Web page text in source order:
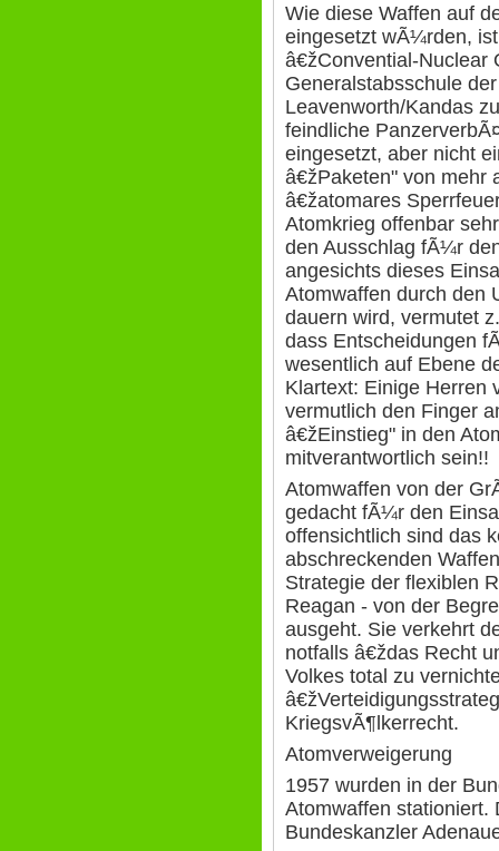
Wie diese Waffen auf
eingesetzt wÃ¼rden,
â€žConvential-Nuclear
Generalstabsschule
Leavenworth/Kandas
feindliche
eingesetzt, aber nicht
â€žPaketen" von mehr
â€žatomares
Atomkrieg offenbar
den Ausschlag fÃ¼r
angesichts dieses
Atomwaffen durch den
dauern wird, vermutet
dass Entscheidungen
wesentlich auf Ebene
Klartext: Einige Herren
vermutlich den Finger
â€žEinstieg" in den
mitverantwortlich sein!!
Atomwaffen von der
gedacht fÃ¼r den
offensichtlich sind das
abschreckenden
Strategie der flexiblen
Reagan - von der
ausgeht. Sie verkehrt
notfalls â€ždas Recht
Volkes total zu
KriegsvÃ¶lkerrecht.
Atomverweigerung
1957 wurden in der
Atomwaffen stationiert.
Bundeskanzler